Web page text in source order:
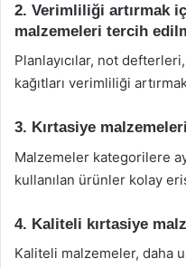
2. Verimliliği artırmak
malzemeleri tercih
Planlayıcılar, not
kağıtları verimliliği
3. Kırtasiye
Malzemeler kategorilere
kullanılan ürünler kolay
4. Kaliteli kırtasiye
Kaliteli malzemeler, daha